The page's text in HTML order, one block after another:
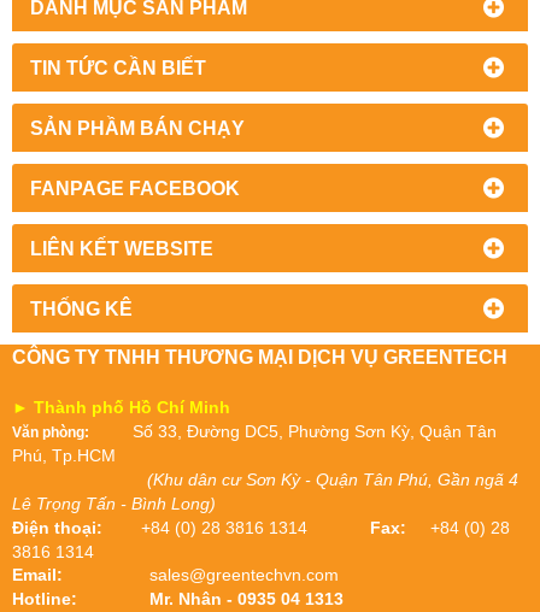
DANH MỤC SẢN PHẨM
TIN TỨC CẦN BIẾT
SẢN PHẦM BÁN CHẠY
FANPAGE FACEBOOK
LIÊN KẾT WEBSITE
THỐNG KÊ
CÔNG TY TNHH THƯƠNG MẠI DỊCH VỤ GREENTECH
► Thành phố Hồ Chí Minh
Văn phòng: Số 33, Đường DC5, Phường Sơn Kỳ, Quận Tân
Phú, Tp.HCM
(Khu dân cư Sơn Kỳ - Quận Tân Phú, Gần ngã 4
Lê Trọng Tấn - Bình Long)
Điện thoại: +84 (0) 28 3816 1314 Fax: +84 (0) 28
3816 1314
Email:
sales@greentechvn.com
Hotline:
Mr. Nhân - 0935 04 1313